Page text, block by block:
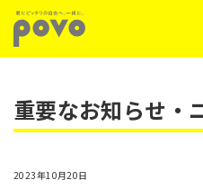
重要なお知らせ・
2023年10月20日